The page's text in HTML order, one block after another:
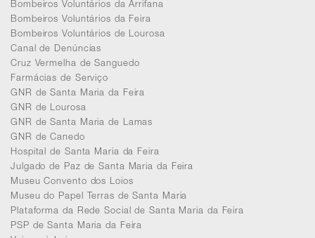
Bombeiros Voluntários da Arrifana
Bombeiros Voluntários da Feira
Bombeiros Voluntários de Lourosa
Canal de Denúncias
Cruz Vermelha de Sanguedo
Farmácias de Serviço
GNR de Santa Maria da Feira
GNR de Lourosa
GNR de Santa Maria de Lamas
GNR de Canedo
Hospital de Santa Maria da Feira
Julgado de Paz de Santa Maria da Feira
Museu Convento dos Loios
Museu do Papel Terras de Santa Maria
Plataforma da Rede Social de Santa Maria da Feira
PSP de Santa Maria da Feira